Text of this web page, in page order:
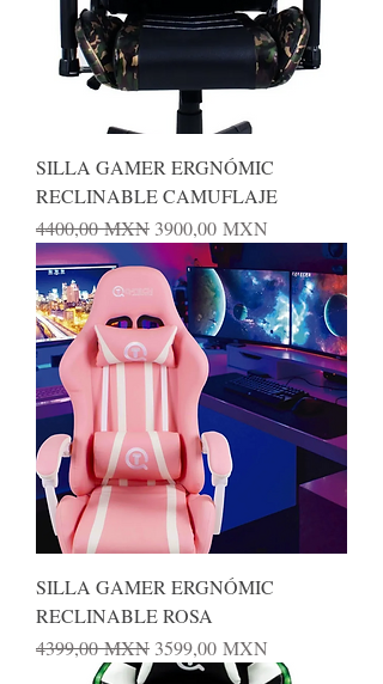
SILLA GAMER ERGNÓMIC
RECLINABLE CAMUFLAJE
Precio
4400,00 MXN Precio de oferta
3900,00 MXN
SILLA GAMER ERGNÓMIC
RECLINABLE ROSA
Precio
4399,00 MXN Precio de oferta
3599,00 MXN